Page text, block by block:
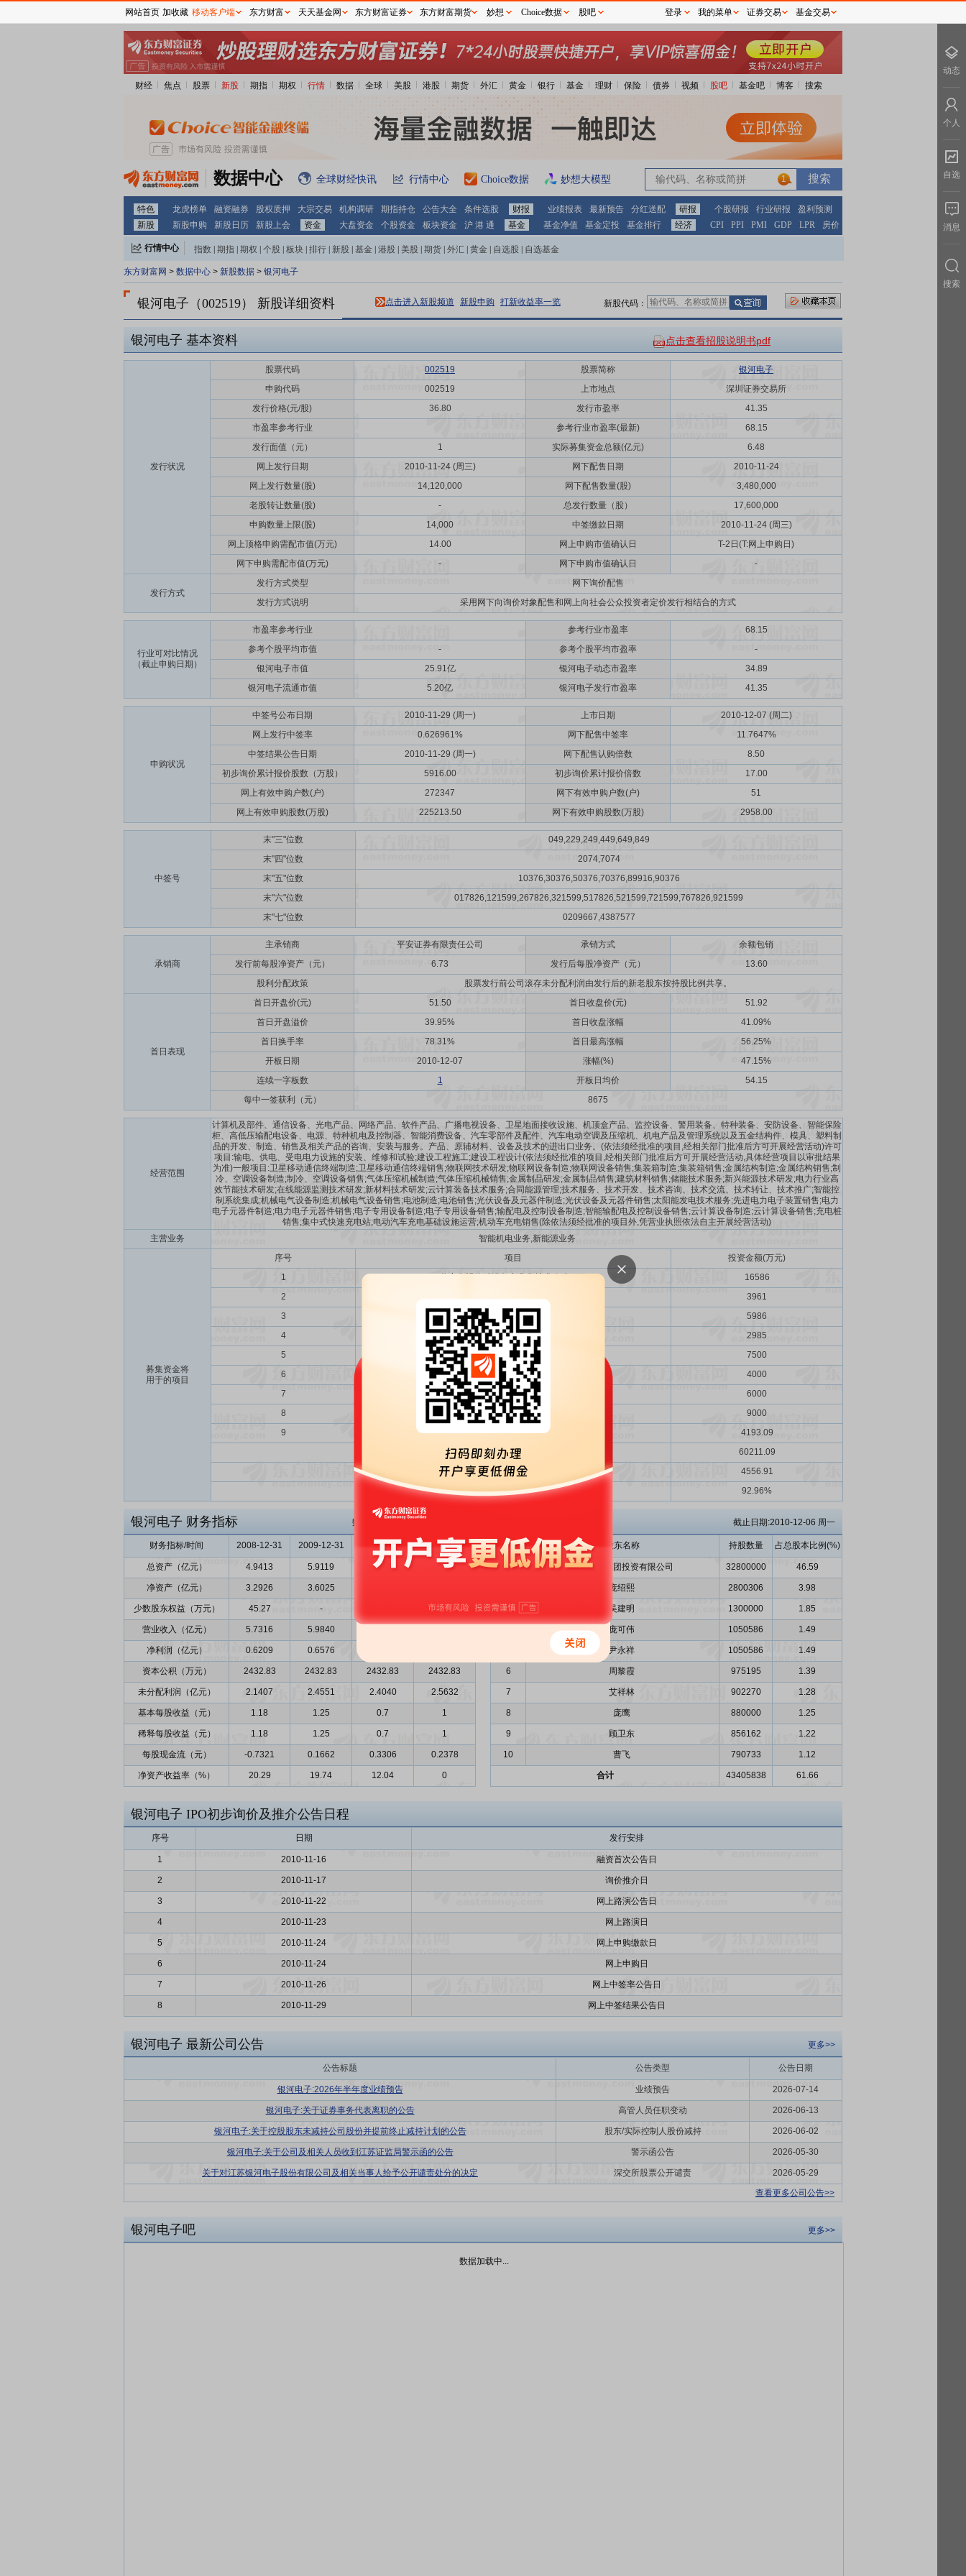
财经 焦点 股票 新股 期指 期权 行情 数据 全球 美股 港股 期货 外汇 黄金 银行 基金 理财 保险 债券 视频 股吧 基金吧 博客 搜索
数据中心 全球财经快讯 行情中心 Choice数据 妙想大模型 1
特色 龙虎榜单 融资融券 股权质押 大宗交易 机构调研 期指持仓 公告大全 条件选股 财报 业绩报表 最新预告 分红送配 研报 个股研报 行业研报
盈利预测
新股
新股申购 新股日历 新股上会 资金 大盘资金 个股资金 板块资金 沪 港 通 基金 基金净值 基金定投 基金排行 经济 CPI PPI PMI GDP LPR 房价
行情中心 指数 期指 期权 个股 板块 排行 新股 基金 港股 美股 期货 外汇 黄金 自选股 自选基金
东方财富网 > 数据中心 > 新股数据 > 银河电子
银河电子（002519） 新股详细资料 新股代码：
点击进入新股频道 新股申购 打新收益率一览
银河电子 基本资料 点击查看招股说明书pdf
发行状况
股票代码 002519 股票简称
银河电子
申购代码
002519 上市地点
深圳证券交易所
发行价格(元/股)
36.80 发行市盈率
41.35
市盈率参考行业
参考行业市盈率(最新)
68.15
发行面值（元）
1 实际募集资金总额(亿元)
6.48
网上发行日期
2010-11-24 (周三) 网下配售日期
2010-11-24
网上发行数量(股)
14,120,000 网下配售数量(股)
3,480,000
老股转让数量(股)
- 总发行数量（股）
17,600,000
申购数量上限(股)
14,000 中签缴款日期
2010-11-24 (周三)
网上顶格申购需配市值(万元)
14.00 网上申购市值确认日
T-2日(T:网上申购日)
网下申购需配市值(万元)
- 网下申购市值确认日 -
发行方式
发行方式类型
网下询价配售
发行方式说明
采用网下向询价对象配售和网上向社会公众投资者定价发行相结合的方式
行业可对比情况
（截止申购日期）
市盈率参考行业 参考行业市盈率
68.15
参考个股平均市值
- 参考个股平均市盈率
-
银河电子市值
25.91亿 银河电子动态市盈率
34.89
银河电子流通市值
5.20亿 银河电子发行市盈率 41.35
申购状况
中签号公布日期 2010-11-29 (周一) 上市日期
2010-12-07 (周二)
网上发行中签率
0.626961% 网下配售中签率
11.7647%
中签结果公告日期
2010-11-29 (周一) 网下配售认购倍数
8.50
初步询价累计报价股数（万股）
5916.00 初步询价累计报价倍数
17.00
网上有效申购户数(户)
272347 网下有效申购户数(户)
51
网上有效申购股数(万股)
225213.50 网下有效申购股数(万股) 2958.00
中签号
末"三"位数
049,229,249,449,649,849
末"四"位数
2074,7074
末"五"位数
10376,30376,50376,70376,89916,90376
末"六"位数
017826,121599,267826,321599,517826,521599,721599,767826,921599
末"七"位数
0209667,4387577
承销商
主承销商 平安证券有限责任公司 承销方式
余额包销
发行前每股净资产（元）
6.73 发行后每股净资产（元）
13.60
股利分配政策
股票发行前公司滚存未分配利润由发行后的新老股东按持股比例共享。
首日表现
首日开盘价(元) 51.50 首日收盘价(元)
51.92
首日开盘溢价
39.95% 首日收盘涨幅
41.09%
首日换手率
78.31% 首日最高涨幅
56.25%
开板日期
2010-12-07 涨幅(%)
47.15%
连续一字板数
1 开板日均价
54.15
每中一签获利（元）
8675
经营范围
计算机及部件、通信设备、光电产品、网络产品、软件产品、广播电视设备、卫星地面接收设施、机顶盒产品、监控设备、警用装备、特种装备、安防设备、智能保险
柜、高低压输配电设备、电源、特种机电及控制器、智能消费设备、汽车零部件及配件、汽车电动空调及压缩机、机电产品及管理系统以及五金结构件、模具、塑料制
品的开发、制造、销售及相关产品的咨询、安装与服务。产品、原辅材料、设备及技术的进出口业务。(依法须经批准的项目,经相关部门批准后方可开展经营活动)许可
项目:输电、供电、受电电力设施的安装、维修和试验;建设工程施工;建设工程设计(依法须经批准的项目,经相关部门批准后方可开展经营活动,具体经营项目以审批结果
为准)一般项目:卫星移动通信终端制造;卫星移动通信终端销售;物联网技术研发;物联网设备制造;物联网设备销售;集装箱制造;集装箱销售;金属结构制造;金属结构销售;制
冷、空调设备制造;制冷、空调设备销售;气体压缩机械制造;气体压缩机械销售;金属制品研发;金属制品销售;建筑材料销售;储能技术服务;新兴能源技术研发;电力行业高
效节能技术研发;在线能源监测技术研发;新材料技术研发;云计算装备技术服务;合同能源管理;技术服务、技术开发、技术咨询、技术交流、技术转让、技术推广;智能控
制系统集成;机械电气设备制造;机械电气设备销售;电池制造;电池销售;光伏设备及元器件制造;光伏设备及元器件销售;太阳能发电技术服务;先进电力电子装置销售;电力
电子元器件制造;电力电子元器件销售;电子专用设备制造;电子专用设备销售;输配电及控制设备制造;智能输配电及控制设备销售;云计算设备制造;云计算设备销售;充电桩
销售;集中式快速充电站;电动汽车充电基础设施运营;机动车充电销售(除依法须经批准的项目外,凭营业执照依法自主开展经营活动)
主营业务
智能机电业务,新能源业务
募集资金将
用于的项目
序号 项目
投资金额(万元)
1
16586
2
研发中心与工程研究实验室技术改造项目
3961
3
信息电子设备精密结构件技术改造项目
5986
4
营销与服务网络综合平台建设项目
2985
5
归还银行贷款
7500
6
补充流动资金
4000
7
归还银行贷款
6000
8
使用超募资金补充流动资金
9000
9
使用剩余超募资金补充流动资金
4193.09
投资金额总计
60211.09
超额募集资金（实际募集资金-投资金额总计）
4556.91
投资金额总计与实际募集资金总额比
92.96%
银河电子 财务指标 数据来源: 招股意向书、申报稿
财务指标/时间 2008-12-31 2009-12-31 2010-06-30 2010-09-30
总资产（亿元） 4.9413 5.9119 7.0752 7.3919
净资产（亿元） 3.2926 3.6025
少数股东权益（万元） 45.27 - -
营业收入（亿元） 5.7316 5.9840
净利润（亿元） 0.6209 0.6576
资本公积（万元） 2432.83 2432.83 2432.83 2432.83
未分配利润（亿元） 2.1407 2.4551 2.4040 2.5632
基本每股收益（元） 1.18 1.25 0.7 1
稀释每股收益（元） 1.18 1.25 0.7 1
每股现金流（元） -0.7321 0.1662 0.3306 0.2378
净资产收益率（%） 20.29 19.74 12.04 0
截止日期:2010-12-06 周一
序号 股东名称 持股数量 占总股本比例(%)
1 银河电子集团投资有限公司 32800000 46.59
庞绍熙 2800306 3.98
3 吴建明 1300000 1.85
庞可伟 1050586 1.49
尹永祥 1050586 1.49
6 周黎霞 975195 1.39
7 艾祥林 902270 1.28
8 庞鹰 880000 1.25
9 顾卫东 856162 1.22
10 曹飞 790733 1.12
合计 43405838 61.66
银河电子 IPO初步询价及推介公告日程
序号 日期 发行安排
1 2010-11-16 融资首次公告日
2 2010-11-17 询价推介日
3 2010-11-22 网上路演公告日
4 2010-11-23 网上路演日
5 2010-11-24 网上申购缴款日
6 2010-11-24 网上申购日
7 2010-11-26 网上中签率公告日
8 2010-11-29 网上中签结果公告日
银河电子 最新公司公告 更多>>
公告标题 公告类型 公告日期
银河电子:2026年半年度业绩预告 业绩预告 2026-07-14
银河电子:关于证券事务代表离职的公告 高管人员任职变动 2026-06-13
银河电子:关于控股股东未减持公司股份并提前终止减持计划的公告 股东/实际控制人股份减持 2026-06-02
银河电子:关于公司及相关人员收到江苏证监局警示函的公告 警示函公告 2026-05-30
关于对江苏银河电子股份有限公司及相关当事人给予公开谴责处分的决定 深交所股票公开谴责
2026-05-29
查看更多公司公告>>
银河电子吧 更多>>
网站首页 加收藏 移动客户端 东方财富 天天基金网 东方财富证券 东方财富期货 妙想 Choice数据 股吧 登录 我的菜单 证券交易 基金交易
动态
个人
自选
消息
搜索